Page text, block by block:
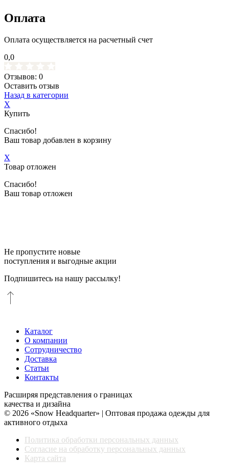
Оплата
Оплата осуществляется на расчетный счет
0,0
Отзывов: 0
Оставить отзыв
Назад в категории
X
Купить
Спасибо!
Ваш товар добавлен в корзину
X
Товар отложен
Спасибо!
Ваш товар отложен
Не пропустите новые
поступления и выгодные акции
Подпишитесь на нашу рассылку!
Каталог
О компании
Сотрудничество
Доставка
Статьи
Контакты
Расширяя представления о границах
качества и дизайна
© 2026 «Snow Headquarter» | Оптовая продажа одежды для
активного отдыха
Политика обработки персональных данных
Согласие на обработку персональных данных
Карта сайта